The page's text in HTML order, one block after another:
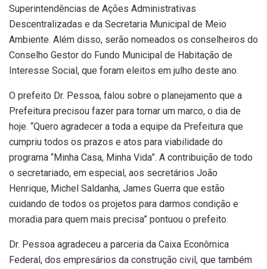
Superintendências de Ações Administrativas
Descentralizadas e da Secretaria Municipal de Meio
Ambiente. Além disso, serão nomeados os conselheiros do
Conselho Gestor do Fundo Municipal de Habitação de
Interesse Social, que foram eleitos em julho deste ano.
O prefeito Dr. Pessoa, falou sobre o planejamento que a
Prefeitura precisou fazer para tornar um marco, o dia de
hoje. “Quero agradecer a toda a equipe da Prefeitura que
cumpriu todos os prazos e atos para viabilidade do
programa “Minha Casa, Minha Vida”. A contribuição de todo
o secretariado, em especial, aos secretários João
Henrique, Michel Saldanha, James Guerra que estão
cuidando de todos os projetos para darmos condição e
moradia para quem mais precisa” pontuou o prefeito.
Dr. Pessoa agradeceu a parceria da Caixa Econômica
Federal, dos empresários da construção civil, que também